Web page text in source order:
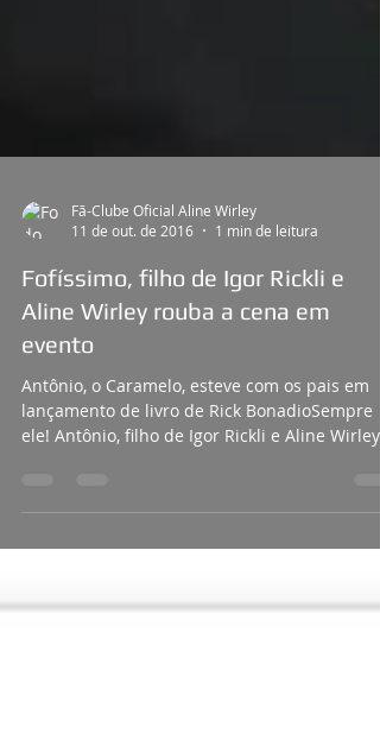
Fã-Clube Oficial Aline Wirley
11 de out. de 2016
1 min de leitura
Fofíssimo, filho de Igor Rickli e
evento
Antônio, o Caramelo, esteve com os pais em
roubo